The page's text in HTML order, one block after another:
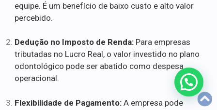
equipe. É um benefício de baixo custo e alto valor
percebido.
Dedução no Imposto de Renda: Para empresas
tributadas no Lucro Real, o valor investido no plano
odontológico pode ser abatido como despesa
operacional.
Flexibilidade de Pagamento: A empresa pode